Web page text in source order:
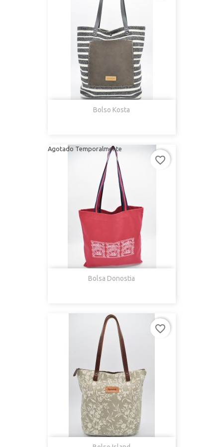
Bolso Kosta
Bolsa Donostia
Agotado Temporalmente
favorite_border
favorite_border